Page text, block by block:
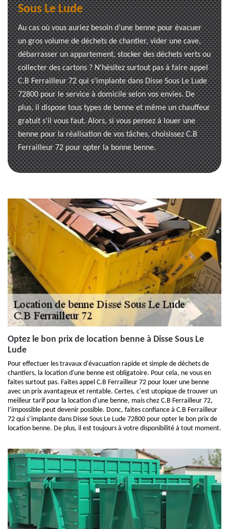
Sous Le Lude
Au cas où vous auriez besoin d’une benne pour évacuer
un gros volume de déchets de chantier, vider une cave,
débarrasser un appartement, stocker des déchets verts ou
collecter des cartons ? N'hésitez surtout pas à faire appel
C.B Ferrailleur 72 qui s'implante dans Disse Sous Le Lude
72800 pour le service à domicile selon vos envies. De
plus, il dispose tous types de benne et même un chauffeur
gratuit s'il vous faut. Alors, si vous pensez à louer une
benne pour la réalisation de vos tâches, choisissez C.B
Ferrailleur 72 pour opter la bonne benne.
Optez le bon prix de location benne à Disse Sous Le
Lude
Pour effectuer les travaux d'évacuation rapide et simple de déchets de
chantiers, la location d'une benne est obligatoire. Pour cela, ne vous en
faites surtout pas. Faites appel C.B Ferrailleur 72 pour louer une benne
avec un prix avantageux et rentable. Certes, c'est utopique de trouver un
meilleur tarif pour la location d'une benne, mais chez C.B Ferrailleur 72,
l’impossible peut devenir possible. Donc, faites confiance à C.B Ferrailleur
72 qui s’implante dans Disse Sous Le Lude 72800 pour opter le bon prix de
location benne. De plus, il est toujours à votre disponibilité à tout moment.